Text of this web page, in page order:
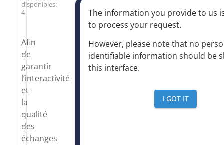
disponibles:
4
Afin
de
garantir
l’interactivité
et
la
qualité
des
échanges
The information you provide to us
to process your request.
However, please note that no
identifiable information should be
this interface.
I GOT IT